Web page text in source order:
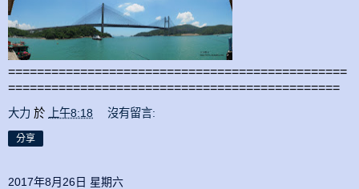
===============================================
==============================================
大力 於 上午8:18 沒有留言:
分享
2017年8月26日 星期六